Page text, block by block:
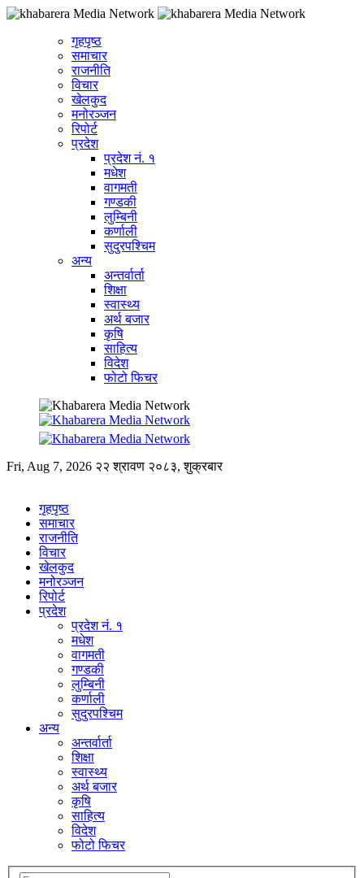
गृहपृष्ठ
समाचार
राजनीति
विचार
खेलकुद
मनोरञ्जन
रिपोर्ट
प्रदेश
प्रदेश नं. १
मधेश
वागमती
गण्डकी
लुम्बिनी
कर्णाली
सुदुरपश्चिम
अन्य
अन्तर्वार्ता
शिक्षा
स्वास्थ्य
अर्थ बजार
कृषि
साहित्य
विदेश
फोटो फिचर
Fri, Aug 7, 2026 २२ श्रावण २०८३, शुक्रबार
गृहपृष्ठ
समाचार
राजनीति
विचार
खेलकुद
मनोरञ्जन
रिपोर्ट
प्रदेश
प्रदेश नं. १
मधेश
वागमती
गण्डकी
लुम्बिनी
कर्णाली
सुदुरपश्चिम
अन्य
अन्तर्वार्ता
शिक्षा
स्वास्थ्य
अर्थ बजार
कृषि
साहित्य
विदेश
फोटो फिचर